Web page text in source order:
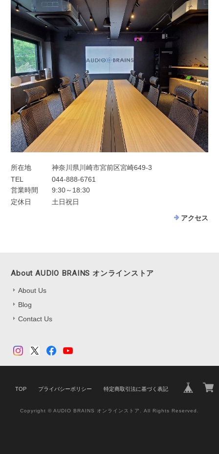
所在地
神奈川県川崎市宮前区宮崎649-3
TEL
044-888-6761
営業時間
9:30～18:30
定休日
土日祝日
アクセス
About AUDIO BRAINS オンラインストア
About Us
Blog
Contact Us
TOP プライバシーポリシー 特定商取引法に基づく表記
Copyright © AUDIO BRAINS オンラインストア. All Rights Reserved.